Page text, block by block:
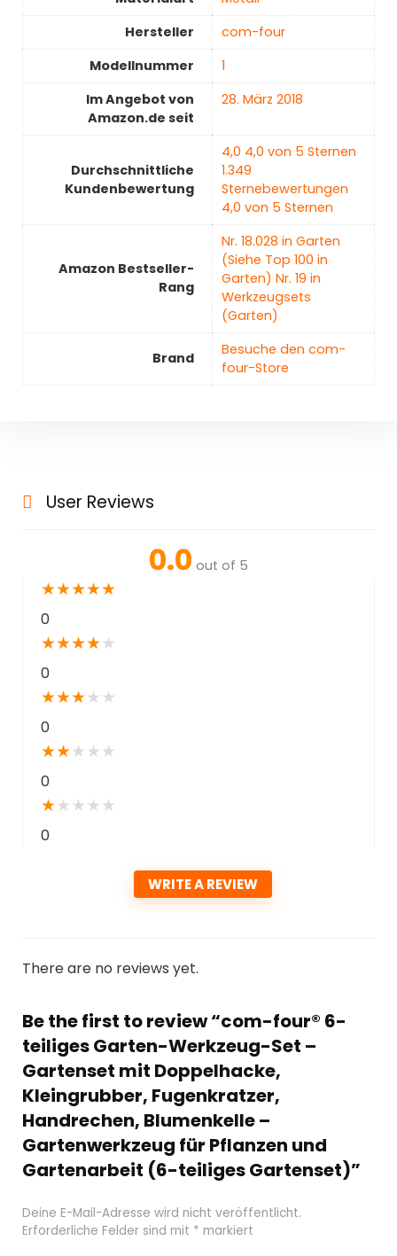
Hersteller
‎com-four
Modellnummer
1
Im Angebot von
Amazon.de seit
28. März 2018
Durchschnittliche
Kundenbewertung
4,0 4,0 von 5 Sternen
1.349
Sternebewertungen
4,0 von 5 Sternen
Amazon Bestseller-
Rang
Nr. 18.028 in Garten
(Siehe Top 100 in
Garten) Nr. 19 in
Werkzeugsets
(Garten)
Brand
Besuche den com-
four-Store
User Reviews
0.0 out of 5
★★★★★
0
★★★★★
0
★★★★ ★
0
★★★ ★ ★
0
★★ ★ ★ ★
0
WRITE A REVIEW
There are no reviews yet.
Be the first to review “com-four® 6-
teiliges Garten-Werkzeug-Set –
Gartenset mit Doppelhacke,
Kleingrubber, Fugenkratzer,
Handrechen, Blumenkelle –
Gartenwerkzeug für Pflanzen und
Gartenarbeit (6-teiliges Gartenset)”
Deine E-Mail-Adresse wird nicht veröffentlicht.
Erforderliche Felder sind mit * markiert